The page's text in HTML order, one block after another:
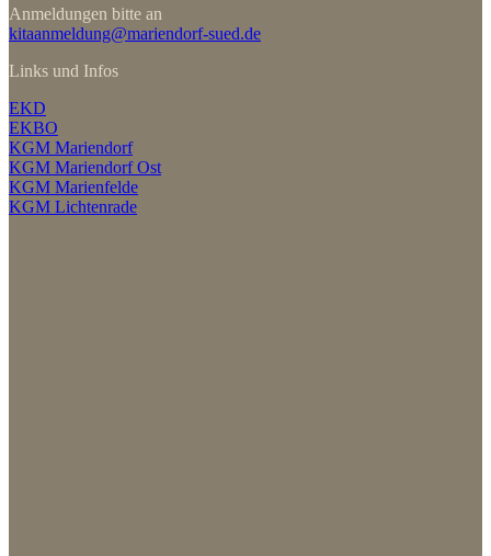
Anmeldungen bitte an
kitaanmeldung@mariendorf-sued.de
Links und Infos
EKD
EKBO
KGM Mariendorf
KGM Mariendorf Ost
KGM Marienfelde
KGM Lichtenrade